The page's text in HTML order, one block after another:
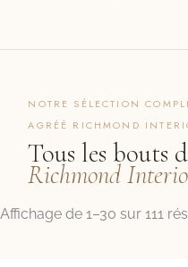
NOTRE SÉLECTION
AGRÉÉ RICHMOND
Tous les bouts
Richmond
Affichage de 1–30 sur 111